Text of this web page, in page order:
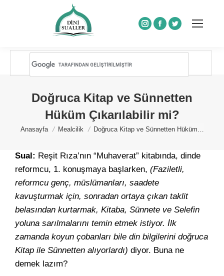
Instagram
Facebook
Twitter
Doğruca Kitap ve Sünnetten
Hüküm Çıkarılabilir mi?
You are here:
Anasayfa Mealcilik Doğruca Kitap ve Sünnetten Hüküm…
Sual: Reşit Rıza’nın “Muhaverat” kitabında, dinde
reformcu, 1. konuşmaya başlarken, (Faziletli,
reformcu genç, müslümanları, saadete
kavuşturmak için, sonradan ortaya çıkan taklit
belasından kurtarmak, Kitaba, Sünnete ve Selefin
yoluna sarılmalarını temin etmek istiyor. İlk
zamanda koyun çobanları bile din bilgilerini doğruca
Kitap ile Sünnetten alıyorlardı) diyor. Buna ne
demek lazım?